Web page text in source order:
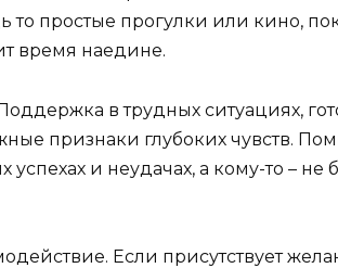
то простые прогулки или кино,
время наедине.
в трудных ситуациях,
признаки глубоких чувств.
успехах и неудачах, а кому-то –
Если присутствует